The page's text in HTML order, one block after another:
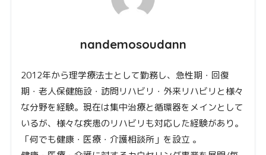
nandemosoudann
2012年から理学療法士として勤務し、急性期・回復
期・老人保健施設・訪問リハビリ・外来リハビリと様々
な分野を経験。現在は集中治療と循環器をメインとして
いるが、様々な疾患のリハビリも対応した経験があり。
「何でも健康・医療・介護相談所」を設立 。